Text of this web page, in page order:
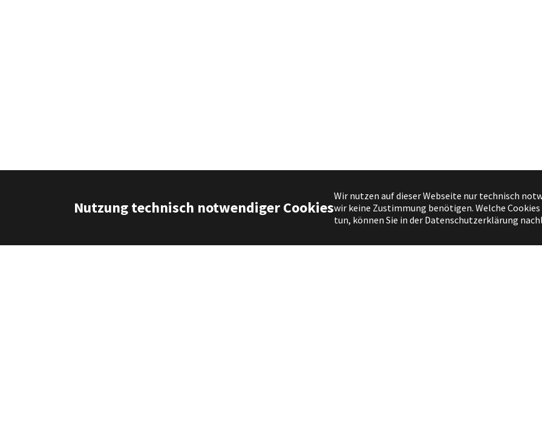
Nutzung technisch notwendiger Cookies
Wir nutzen auf dieser Webseite nur technisch
wir keine Zustimmung benötigen. Welche Cookies
tun, können Sie in der Datenschutzerklärung